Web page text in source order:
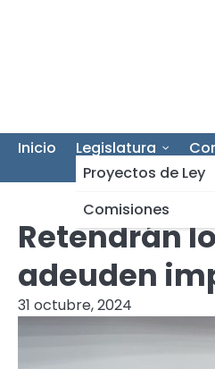
Inicio
Legislatura
Proyectos de Ley
Comisiones
Retendrán
adeuden
31 octubre, 2024